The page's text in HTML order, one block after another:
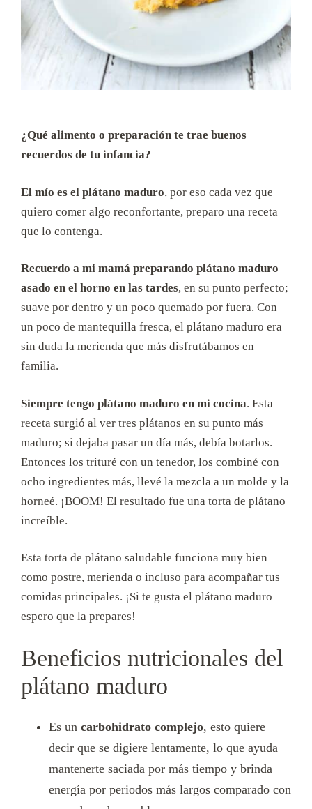
¿Qué alimento o preparación te trae buenos
recuerdos de tu infancia?
El mío es el plátano maduro, por eso cada vez que
quiero comer algo reconfortante, preparo una receta
que lo contenga.
Recuerdo a mi mamá preparando plátano maduro
asado en el horno en las tardes, en su punto perfecto;
suave por dentro y un poco quemado por fuera. Con
un poco de mantequilla fresca, el plátano maduro era
sin duda la merienda que más disfrutábamos en
familia.
Siempre tengo plátano maduro en mi cocina. Esta
receta surgió al ver tres plátanos en su punto más
maduro; si dejaba pasar un día más, debía botarlos.
Entonces los trituré con un tenedor, los combiné con
ocho ingredientes más, llevé la mezcla a un molde y la
horneé. ¡BOOM! El resultado fue una torta de plátano
increíble.
Esta torta de plátano saludable funciona muy bien
como postre, merienda o incluso para acompañar tus
comidas principales. ¡Si te gusta el plátano maduro
espero que la prepares!
Beneficios nutricionales del
plátano maduro
Es un carbohidrato complejo, esto quiere
decir que se digiere lentamente, lo que ayuda
mantenerte saciada por más tiempo y brinda
energía por periodos más largos comparado con